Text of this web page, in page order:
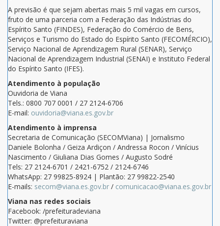
A previsão é que sejam abertas mais 5 mil vagas em cursos,
fruto de uma parceria com a Federação das Indústrias do
Espírito Santo (FINDES), Federação do Comércio de Bens,
Serviços e Turismo do Estado do Espírito Santo (FECOMÉRCIO),
Serviço Nacional de Aprendizagem Rural (SENAR), Serviço
Nacional de Aprendizagem Industrial (SENAI) e Instituto Federal
do Espírito Santo (IFES).
Atendimento à população
Ouvidoria de Viana
Tels.: 0800 707 0001 / 27 2124-6706
E-mail: ouvidoria@viana.es.gov.br
Atendimento à imprensa
Secretaria de Comunicação (SECOMViana) | Jornalismo
Daniele Bolonha / Geiza Ardiçon / Andressa Rocon / Vinícius
Nascimento / Giuliana Dias Gomes / Augusto Sodré
Tels: 27 2124-6701 / 2421-6752 / 2124-6746
WhatsApp: 27 99825-8924 | Plantão: 27 99822-2540
E-mails: secom@viana.es.gov.br / comunicacao@viana.es.gov.br
Viana nas redes sociais
Facebook: /prefeituradeviana
Twitter: @prefeituraviana